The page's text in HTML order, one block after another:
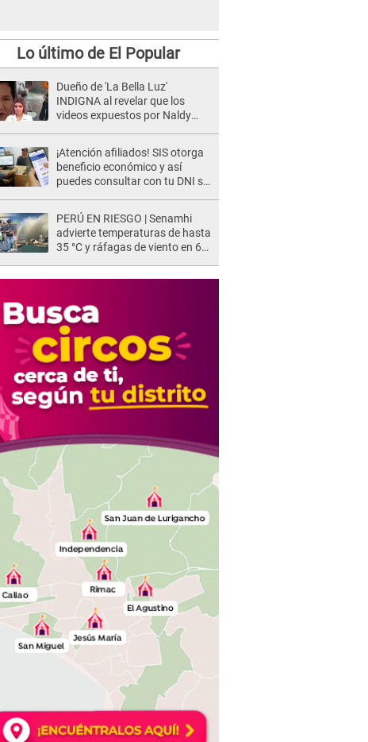
Lo último de El Popular
Dueño de 'La Bella Luz'
INDIGNA al revelar que los
videos expuestos por Naldy
¡Atención afiliados! SIS otorga
beneficio económico y así
puedes consultar con tu DNI si
PERÚ EN RIESGO | Senamhi
advierte temperaturas de hasta
35 °C y ráfagas de viento en 6